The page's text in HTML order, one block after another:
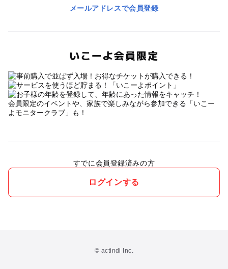
メールアドレスで会員登録
いこーよ会員限定
会員限定のイベントや、家族で楽しみながら参加できる「いこー
よモニタークラブ」も！
すでに会員登録済みの方
ログインする
© actindi Inc.